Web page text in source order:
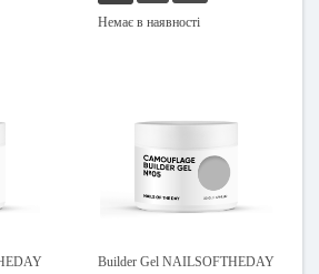
Немає в наявності
Builder Gel NAILSOFTHEDAY